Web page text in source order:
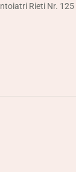
Rieti Nr. 125